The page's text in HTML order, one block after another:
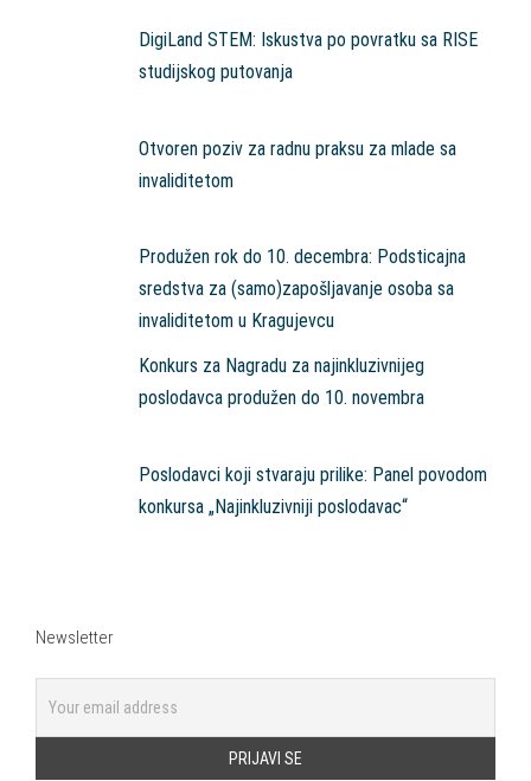
DigiLand STEM: Iskustva po povratku sa RISE
studijskog putovanja
Otvoren poziv za radnu praksu za mlade sa
invaliditetom
Produžen rok do 10. decembra: Podsticajna
sredstva za (samo)zapošljavanje osoba sa
invaliditetom u Kragujevcu
Konkurs za Nagradu za najinkluzivnijeg
poslodavca produžen do 10. novembra
Poslodavci koji stvaraju prilike: Panel povodom
konkursa „Najinkluzivniji poslodavac“
Newsletter